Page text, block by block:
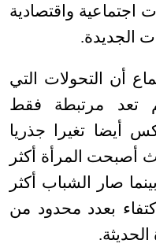
واقتصادية
الجديدة.
أن التحولات التي
تعد مرتبطة فقط
أيضا تغيرا جذريا
أصبحت المرأة أكثر
صار الشباب أكثر
بعدد محدود من
.